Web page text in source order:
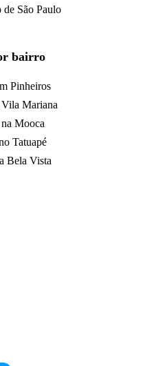
São Paulo
bairro
Pinheiros
Mariana
Mooca
Tatuapé
Bela Vista